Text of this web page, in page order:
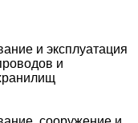
и эксплуатация
и